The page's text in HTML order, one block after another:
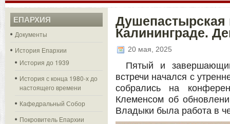
ЕПАРХИЯ
Документы
История Епархии
История до 1939
История с конца 1980-х до
настоящего времени
Кафедральный Собор
Покровитель Епархии
Душепастырская
Калининграде.
20 мая, 2025
Пятый и
встречи начался с
собрались на
Клеменсом об
Владыки была работа в